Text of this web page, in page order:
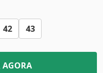
42 43
AGORA